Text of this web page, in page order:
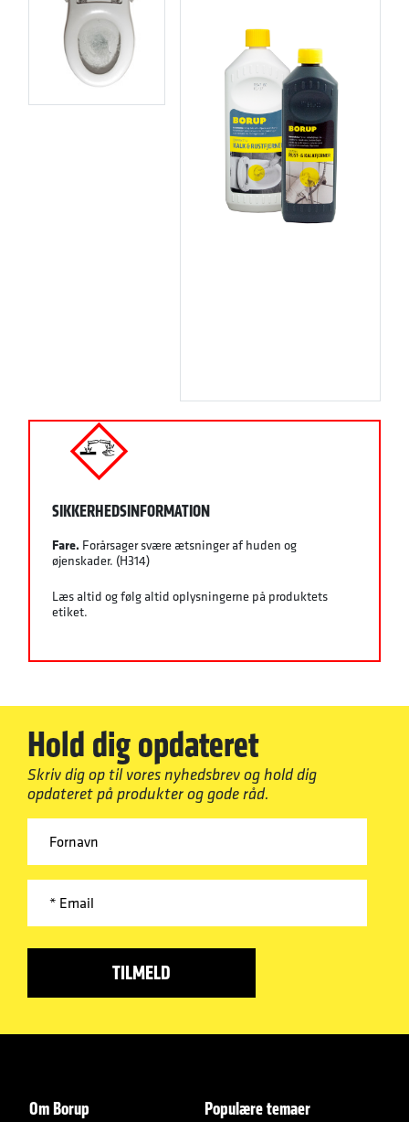
SIKKERHEDSINFORMATION
Fare. Forårsager svære ætsninger af huden og
øjenskader. (H314)
Læs altid og følg altid oplysningerne på produktets
etiket.
Hold dig opdateret
Skriv dig op til vores nyhedsbrev og hold dig
opdateret på produkter og gode råd.
Om Borup Populære temaer